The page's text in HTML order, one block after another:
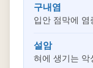
구내염
입안 점막에
설암
혀에 생기는 악